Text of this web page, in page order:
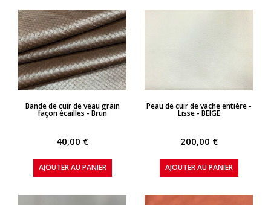
APERÇU RAPIDE
Bande de cuir de veau grain
façon écailles - Brun
40,00 €
AJOUTER AU PANIER
APERÇU RAPIDE
Peau de cuir de vache entière -
Lisse - BEIGE
200,00 €
AJOUTER AU PANIER